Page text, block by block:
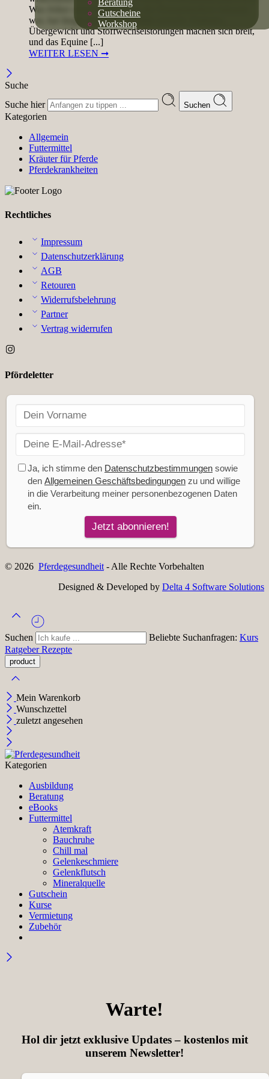
Beratung
Gutscheine
Workshop
Was früher ausschließlich aus der Humanmedizin bekannt
war, hat längst auch unsere Ställe erreicht: Diabetes,
Übergewicht und Stoffwechselstörungen machen sich breit,
und das Equine [...]
WEITER LESEN ➞
Suche
Suche hier
Suchen
Kategorien
Allgemein
Futtermittel
Kräuter für Pferde
Pferdekrankheiten
Rechtliches
Impressum
Datenschutzerklärung
AGB
Retouren
Widerrufsbelehrung
Partner
Vertrag widerrufen
Pfördeletter
© 2026 Pferdegesundheit - Alle Rechte Vorbehalten
Designed & Developed by Delta 4 Software Solutions
Suchen Beliebte Suchanfragen: Kurs
RatgeberRezepte
Mein Warenkorb
Wunschzettel
zuletzt angesehen
Kategorien
Ausbildung
Beratung
eBooks
Futtermittel
Atemkraft
Bauchruhe
Chill mal
Gelenkeschmiere
Gelenkflutsch
Mineralquelle
Gutschein
Kurse
Vermietung
Zubehör
Warte!
Hol dir jetzt exklusive Updates – kostenlos mit
unserem Newsletter!